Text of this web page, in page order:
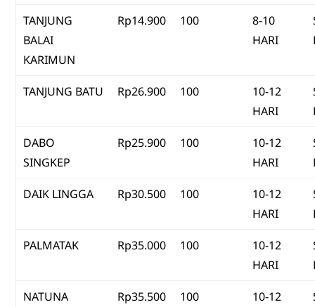
TANJUNG
BALAI
KARIMUN
Rp14.900 100
8-10
HARI
TANJUNG BATU Rp26.900 100
10-12
HARI
DABO
SINGKEP
Rp25.900 100
10-12
HARI
DAIK LINGGA Rp30.500 100
10-12
HARI
PALMATAK Rp35.000 100
10-12
HARI
NATUNA Rp35.500 100
10-12